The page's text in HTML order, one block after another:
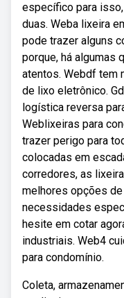
específico para
duas. Weba lixeira
pode trazer alguns
porque, há algumas
atentos. Webdf tem
de lixo eletrônico.
logística reversa
Weblixeiras para
trazer perigo para
colocadas em
corredores, as
melhores opções
necessidades
hesite em cotar
industriais. Web4
para condomínio.
Coleta,